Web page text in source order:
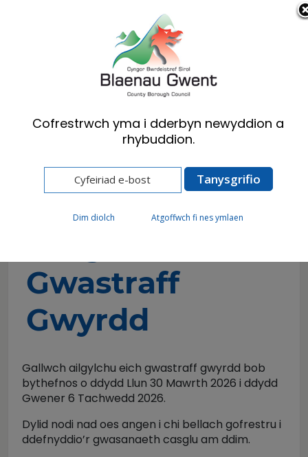
Cymraeg English
Preswylwyr
Gwastraff ac Ailgylchu
Casgliad Gwastraff Gwyrdd
Gwastraff
Gwyrdd
Gallwch ailgylchu eich gwastraff gwyrdd bob
bythefnos o ddydd Llun 30 Mawrth 2026 i ddydd
Gwener 6 Tachwedd 2026.
Dylid nodi nad oes angen i chi bellach gofrestru i
ddefnyddio’r gwasanaeth casglu am ddim.
Cofrestrwch yma i dderbyn newyddion a
rhybuddion.
Dim diolch Atgoffwch fi nes ymlaen